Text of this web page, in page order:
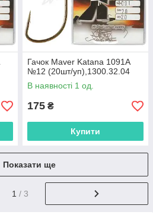
Гачок Maver Katana 1091A
№12 (20шт/уп),1300.32.04
В наявності 1 од.
175 ₴
Купити
Показати ще
1 / 3